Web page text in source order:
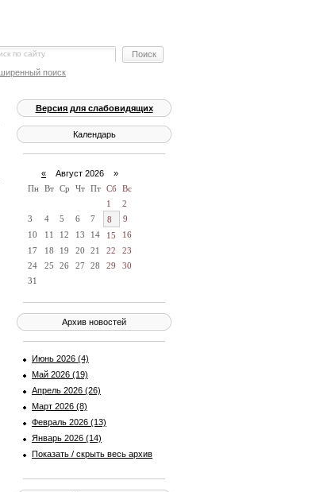
поиск
Версия для слабовидящих
Календарь
« Август 2026 »
Пн Вт Ср Чт Пт Сб Вс
1
2
3
4 5 6 7 8
9
10
11 12 13 14 15
16
17
18 19 20 21 22
23
24
25 26 27 28 29
30
31
Архив новостей
Июнь 2026 (4)
Май 2026 (19)
Апрель 2026 (26)
Март 2026 (8)
Февраль 2026 (13)
Январь 2026 (14)
Показать / скрыть весь архив